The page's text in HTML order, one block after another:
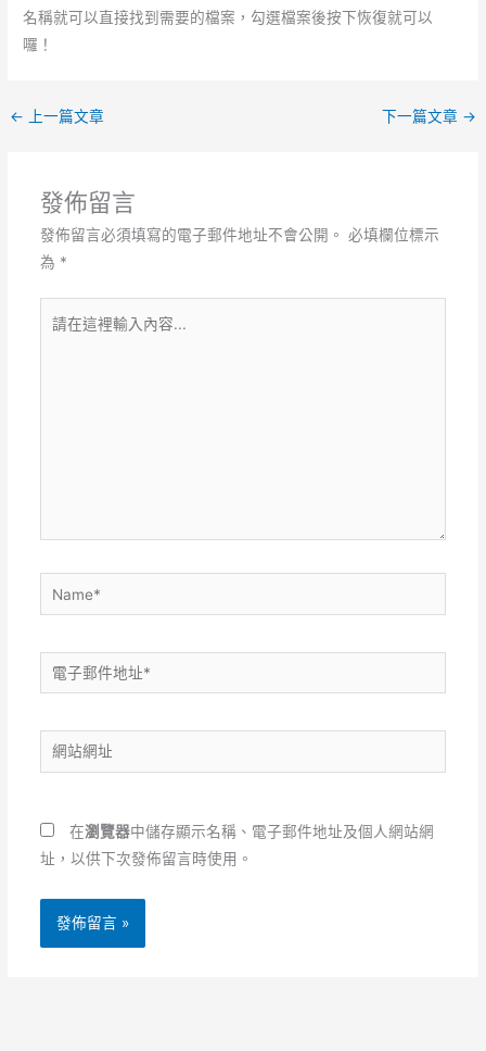
名稱就可以直接找到需要的檔案，勾選檔案後按下恢復就可以
囉！
← 上一篇文章 下一篇文章 →
發佈留言
發佈留言必須填寫的電子郵件地址不會公開。 必填欄位標示
為 *
在
Name*
電
子
件
地
*
網
站
址
在瀏覽器中儲存顯示名稱、電子郵件地址及個人網站網
址，以供下次發佈留言時使用。